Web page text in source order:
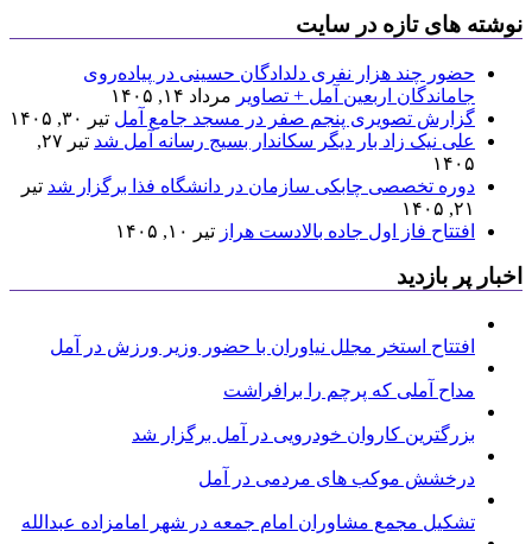
نوشته های تازه در سایت
حضور چند هزار نفری دلدادگان حسینی در پیاده‌روی
جاماندگان اربعین آمل + تصاویر مرداد ۱۴, ۱۴۰۵
گزارش تصویری پنجم صفر در مسجد جامع آمل تیر ۳۰, ۱۴۰۵
علی نیک زاد بار دیگر سکاندار بسیج رسانه آمل شد
تیر ۲۷,
۱۴۰۵
دوره تخصصی چابکی سازمان در دانشگاه فذا برگزار شد تیر
۲۱, ۱۴۰۵
افتتاح فاز اول جاده بالادست هراز تیر ۱۰, ۱۴۰۵
اخبار پر بازدید
افتتاح استخر مجلل نیاوران با حضور وزیر ورزش در آمل
مداح آملی که پرچم را برافراشت
بزرگترین کاروان خودرویی در آمل برگزار شد
درخشش موکب های مردمی در آمل
تشکیل مجمع مشاوران امام جمعه در شهر امامزاده عبدالله